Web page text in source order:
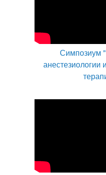
Симпозиум
анестезиологии